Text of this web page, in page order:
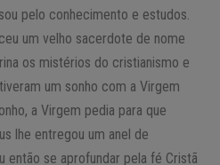
pelo conhecimento e estudos.
um velho sacerdote de nome
os mistérios do cristianismo e
um sonho com a Virgem
a Virgem pedia para que
lhe entregou um anel de
então se aprofundar pela fé Cristã